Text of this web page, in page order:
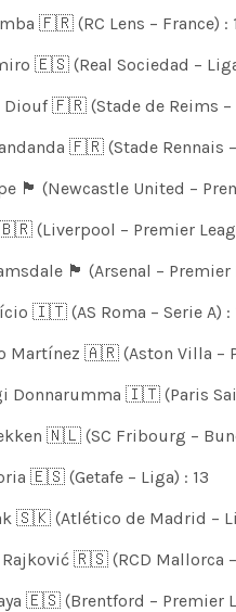
🇫🇷 (RC Lens – France) :
🇪🇸 (Real Sociedad –
Diouf 🇫🇷 (Stade de Reims –
🇫🇷 (Stade Rennais –
🏴󠁧󠁢󠁥󠁮󠁧󠁿 (Newcastle United –
(Liverpool – Premier
🏴󠁧󠁢󠁥󠁮󠁧󠁿 (Arsenal – Premier
🇮🇹 (AS Roma – Serie A) :
Martínez 🇦🇷 (Aston Villa –
Donnarumma 🇮🇹 (Paris
🇳🇱 (SC Fribourg –
🇪🇸 (Getafe – Liga) : 13
🇸🇰 (Atlético de Madrid –
🇷🇸 (RCD Mallorca –
🇪🇸 (Brentford – Premier